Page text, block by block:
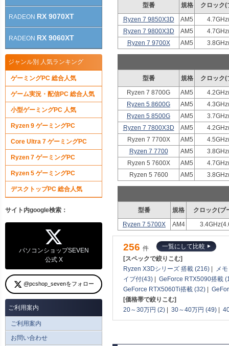
型番 規格
クロック(
Ryzen 7 9850X3D
AM5
Ryzen 7 9800X3D
AM5
Ryzen 7 9700X
AM5
型番 規格
クロック(
Ryzen 7 8700G
AM5
Ryzen 5 8600G
AM5
Ryzen 5 8500G
AM5
Ryzen 7 7800X3D
AM5
Ryzen 7 7700X
AM5
Ryzen 7 7700
AM5
Ryzen 5 7600X
AM5
Ryzen 5 7600
AM5
型番 規格
クロック(ブ
Ryzen 7 5700X
AM4
256 件
一覧にして比較
[スペックで絞りこむ]
Ryzen X3Dシリーズ 搭載 (216) |
メ
イブ付(43) | GeForce RTX5090搭載
GeForce RTX5060Ti搭載 (32) |
[価格帯で絞りこむ]
20～30万円 (2) | 30～40万円 (49) |
RADEON RX 9070XT
RADEON RX 9060XT
ジャンル別 人気ランキング
ゲーミングPC 総合人気
ゲーム実況・配信PC 総合人気
小型ゲーミングPC 人気
Ryzen 9 ゲーミングPC
Core Ultra 7 ゲーミングPC
Ryzen 7 ゲーミングPC
Ryzen 5 ゲーミングPC
デスクトップPC 総合人気
サイト内google検索：
パソコンショップSEVEN
公式 X
@pcshop_sevenをフォロー
ご利用案内
ご利用案内
お問い合わせ